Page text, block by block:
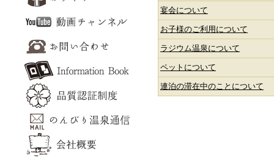
宴会について
お子様のご利用について
ラジウム温泉について
ペットについて
連泊の滞在中のことについて